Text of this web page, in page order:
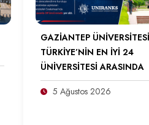
GAZİANTEP ÜNİVERSİTESİ
TÜRKİYE’NİN EN İYİ 24
ÜNİVERSİTESİ ARASINDA
5 Ağustos 2026